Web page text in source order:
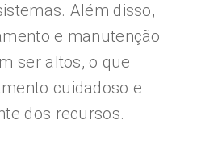
Além disso,
e manutenção
ser altos, o que
cuidadoso e
dos recursos.